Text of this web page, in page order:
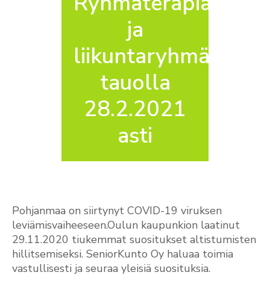
ja
liikuntaryhmät
tauolla
28.2.2021
asti
Pohjanmaa on siirtynyt COVID-19 viruksen
leviämisvaiheeseen.Oulun kaupunkion laatinut
29.11.2020 tiukemmat suositukset altistumisten
hillitsemiseksi. SeniorKunto Oy haluaa toimia
vastullisesti ja seuraa yleisiä suosituksia.